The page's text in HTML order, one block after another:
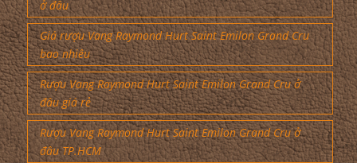
ở đâu
Giá rượu Vang Raymond Hurt Saint Emilon Grand Cru
bao nhiêu
Rượu Vang Raymond Hurt Saint Emilon Grand Cru ở
đâu giá rẻ
Rượu Vang Raymond Hurt Saint Emilon Grand Cru ở
đâu TP.HCM